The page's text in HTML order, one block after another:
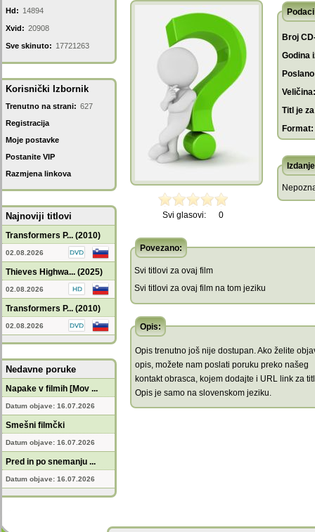
Hd: 14894
Xvid: 20908
Sve skinuto: 17721263
Korisnički Izbornik
Trenutno na strani: 627
Registracija
Moje postavke
Postanite VIP
Razmjena linkova
Najnoviji titlovi
Transformers P... (2010)
02.08.2026
Thieves Highwa... (2025)
02.08.2026
Transformers P... (2010)
02.08.2026
Nedavne poruke
Napake v filmih [Mov ...
Datum objave: 16.07.2026
Smešni filmčki
Datum objave: 16.07.2026
Pred in po snemanju ...
Datum objave: 16.07.2026
Svi glasovi: 0
Broj
Godina
Veličina:
Titl je
Format:
Povezano:
Svi titlovi za ovaj film
Svi titlovi za ovaj film na tom jeziku
Opis:
Opis trenutno još nije dostupan. Ako želite
opis, možete nam poslati poruku preko našeg
kontakt obrasca, kojem dodajte i URL link za
Opis je samo na slovenskom jeziku.